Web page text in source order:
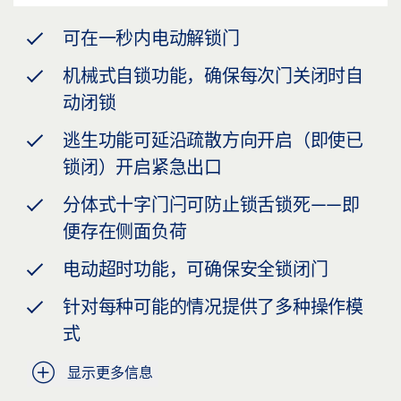
可在一秒内电动解锁门
机械式自锁功能，确保每次门关闭时自
动闭锁
逃生功能可延沿疏散方向开启（即使已
锁闭）开启紧急出口
分体式十字门闩可防止锁舌锁死——即
便存在侧面负荷
电动超时功能，可确保安全锁闭门
针对每种可能的情况提供了多种操作模
式
显示更多信息